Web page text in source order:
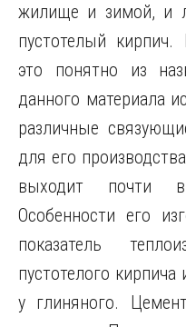
жилище и зимой, и
пустотелый
это понятно из
данного материала
различные
для его
выходит почти
Особенности его
показатель
пустотелого
у глиняного.